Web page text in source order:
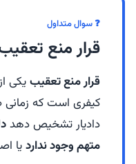
❓ سوال متداول
قرار منع
قرار منع تعقیبیکی
کیفری است که زمانی
دادیار تشخیص دهد
متهم وجود نداردیا